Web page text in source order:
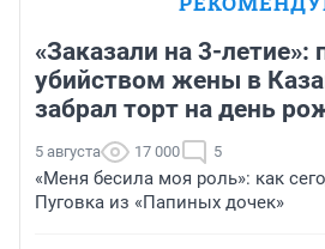
«Заказали на 3-летие»:
убийством жены в
забрал торт на день
5 августа 17 000 5
«Меня бесила моя роль»: как
Пуговка из «Папиных дочек»